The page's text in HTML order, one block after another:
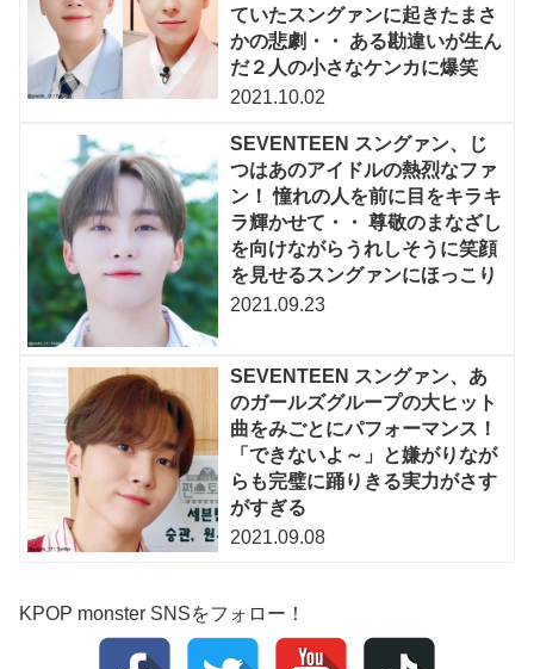
ていたスングァンに起きたまさ
かの悲劇・・ ある勘違いが生ん
だ２人の小さなケンカに爆笑
2021.10.02
SEVENTEEN スングァン、じ
つはあのアイドルの熱烈なファ
ン！ 憧れの人を前に目をキラキ
ラ輝かせて・・ 尊敬のまなざし
を向けながらうれしそうに笑顔
を見せるスングァンにほっこり
2021.09.23
SEVENTEEN スングァン、あ
のガールズグループの大ヒット
曲をみごとにパフォーマンス！
「できないよ～」と嫌がりなが
らも完璧に踊りきる実力がさす
がすぎる
2021.09.08
KPOP monster SNSをフォロー！